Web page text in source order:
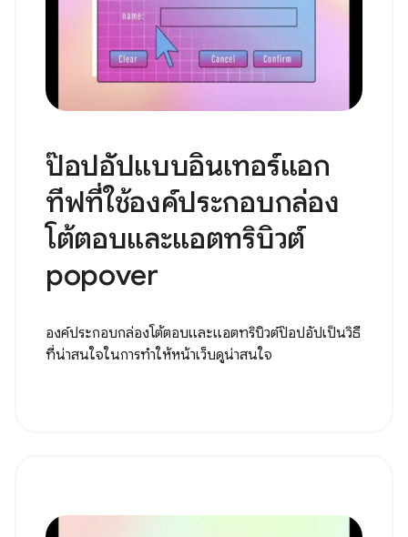
ป๊อปอัปแบบอินเทอร์แอก
ทีฟที่ใช้องค์ประกอบกล่อง
โต้ตอบและแอตทริบิวต์
popover
องค์ประกอบกล่องโต้ตอบและแอตทริบิวต์ป๊อปอัปเป็นวิธี
ที่น่าสนใจในการทำให้หน้าเว็บดูน่าสนใจ